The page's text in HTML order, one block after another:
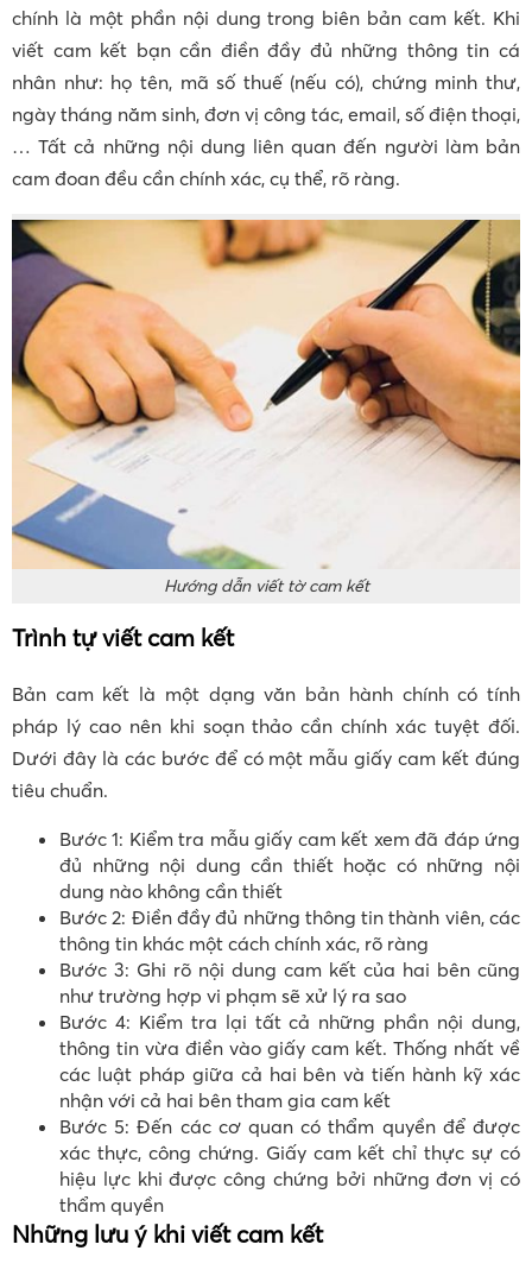
chính là một phần nội dung trong biên bản cam kết. Khi
viết cam kết bạn cần điền đầy đủ những thông tin cá
nhân như: họ tên, mã số thuế (nếu có), chứng minh thư,
ngày tháng năm sinh, đơn vị công tác, email, số điện thoại,
… Tất cả những nội dung liên quan đến người làm bản
cam đoan đều cần chính xác, cụ thể, rõ ràng.
Hướng dẫn viết tờ cam kết
Trình tự viết cam kết
Bản cam kết là một dạng văn bản hành chính có tính
pháp lý cao nên khi soạn thảo cần chính xác tuyệt đối.
Dưới đây là các bước để có một mẫu giấy cam kết đúng
tiêu chuẩn.
Bước 1: Kiểm tra mẫu giấy cam kết xem đã đáp ứng
đủ những nội dung cần thiết hoặc có những nội
dung nào không cần thiết
Bước 2: Điền đầy đủ những thông tin thành viên, các
thông tin khác một cách chính xác, rõ ràng
Bước 3: Ghi rõ nội dung cam kết của hai bên cũng
như trường hợp vi phạm sẽ xử lý ra sao
Bước 4: Kiểm tra lại tất cả những phần nội dung,
thông tin vừa điền vào giấy cam kết. Thống nhất về
các luật pháp giữa cả hai bên và tiến hành kỹ xác
nhận với cả hai bên tham gia cam kết
Bước 5: Đến các cơ quan có thẩm quyền để được
xác thực, công chứng. Giấy cam kết chỉ thực sự có
hiệu lực khi được công chứng bởi những đơn vị có
thẩm quyền
Những lưu ý khi viết cam kết